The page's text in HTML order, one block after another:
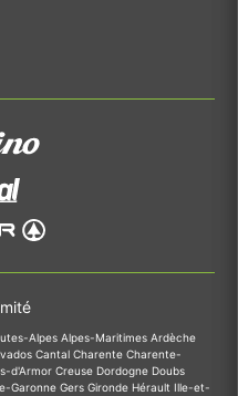
Alpes Alpes-Maritimes Ardèche
Cantal Charente Charente-
d'Armor Creuse Dordogne Doubs
Garonne Gers Gironde Hérault Ille-et-